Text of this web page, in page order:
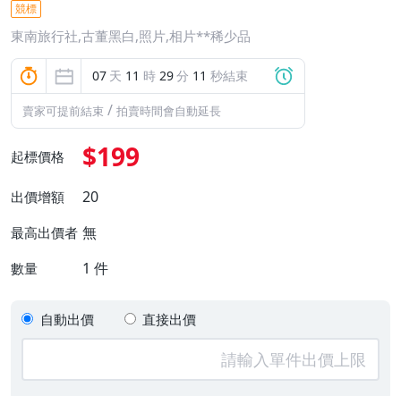
競標
東南旅行社,古董黑白,照片,相片**稀少品
07 天 11 時 29分 10 秒結束
賣家可提前結束 / 拍賣時間會自動延長
起標價格 $199
出價增額 20
最高出價者 無
數量 1 件
自動出價 直接出價